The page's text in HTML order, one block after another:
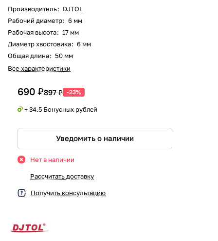
Производитель: DJTOL
Рабочий диаметр: 6 мм
Рабочая высота: 17 мм
Диаметр хвостовика: 6 мм
Общая длина: 50 мм
Все характеристики
690 ₽897 ₽ -23%
+ 34.5 Бонусных рублей
Уведомить о наличии
Нет в наличии
Рассчитать доставку
Получить консультацию